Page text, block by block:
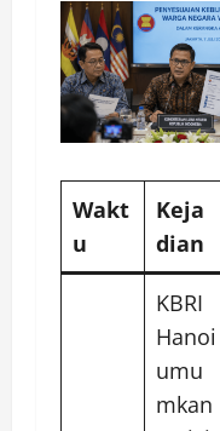
Wakt
u
Keja
dian
KBRI
Hanoi
umu
mkan